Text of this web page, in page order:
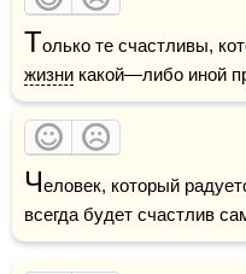
Т
жизни какой—либо иной
Человек, который
всегда будет счастлив